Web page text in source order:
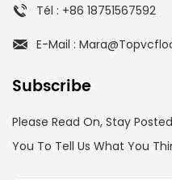
Tél : +86 18751567592
E-Mail :
Subscribe
Please Read On, Stay
You To Tell Us What You